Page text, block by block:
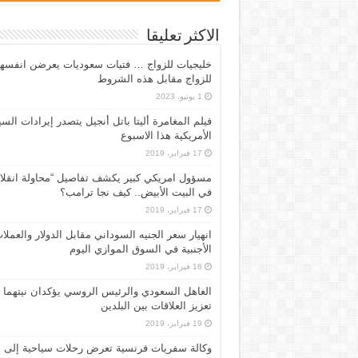
الاكثر تعليقا
خليجيات للزواج … فتيات سعوديات يعرضن
للزواج مقابل هذه الشروط
1 يونيو، 2023
فيلم المغامرة أليتا‭ ‬باتل أنجيل يتصدر إيرادات
الأمريكية هذا الاسبوع
17 فبراير، 2019
مسؤول امريكي كبير يكشف تفاصيل “محاولة
في البيت الأبيض.. كيف نجا ترامب؟
17 فبراير، 2019
انهيار سعر الجنيه السوداني مقابل الدولار
الأجنبية في السوق الموازي اليوم
18 فبراير، 2019
العاهل السعودي والرئيس الروسي يؤكدان نيتهما
تعزيز العلاقات بين البلدين
19 فبراير، 2019
وكالة سفريات فرنسية تعرض رحلات سياحية إلى